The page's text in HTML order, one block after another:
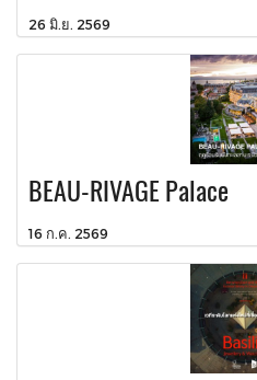
26 มิ.ย. 2569
BEAU-RIVAGE Palace
16 ก.ค. 2569